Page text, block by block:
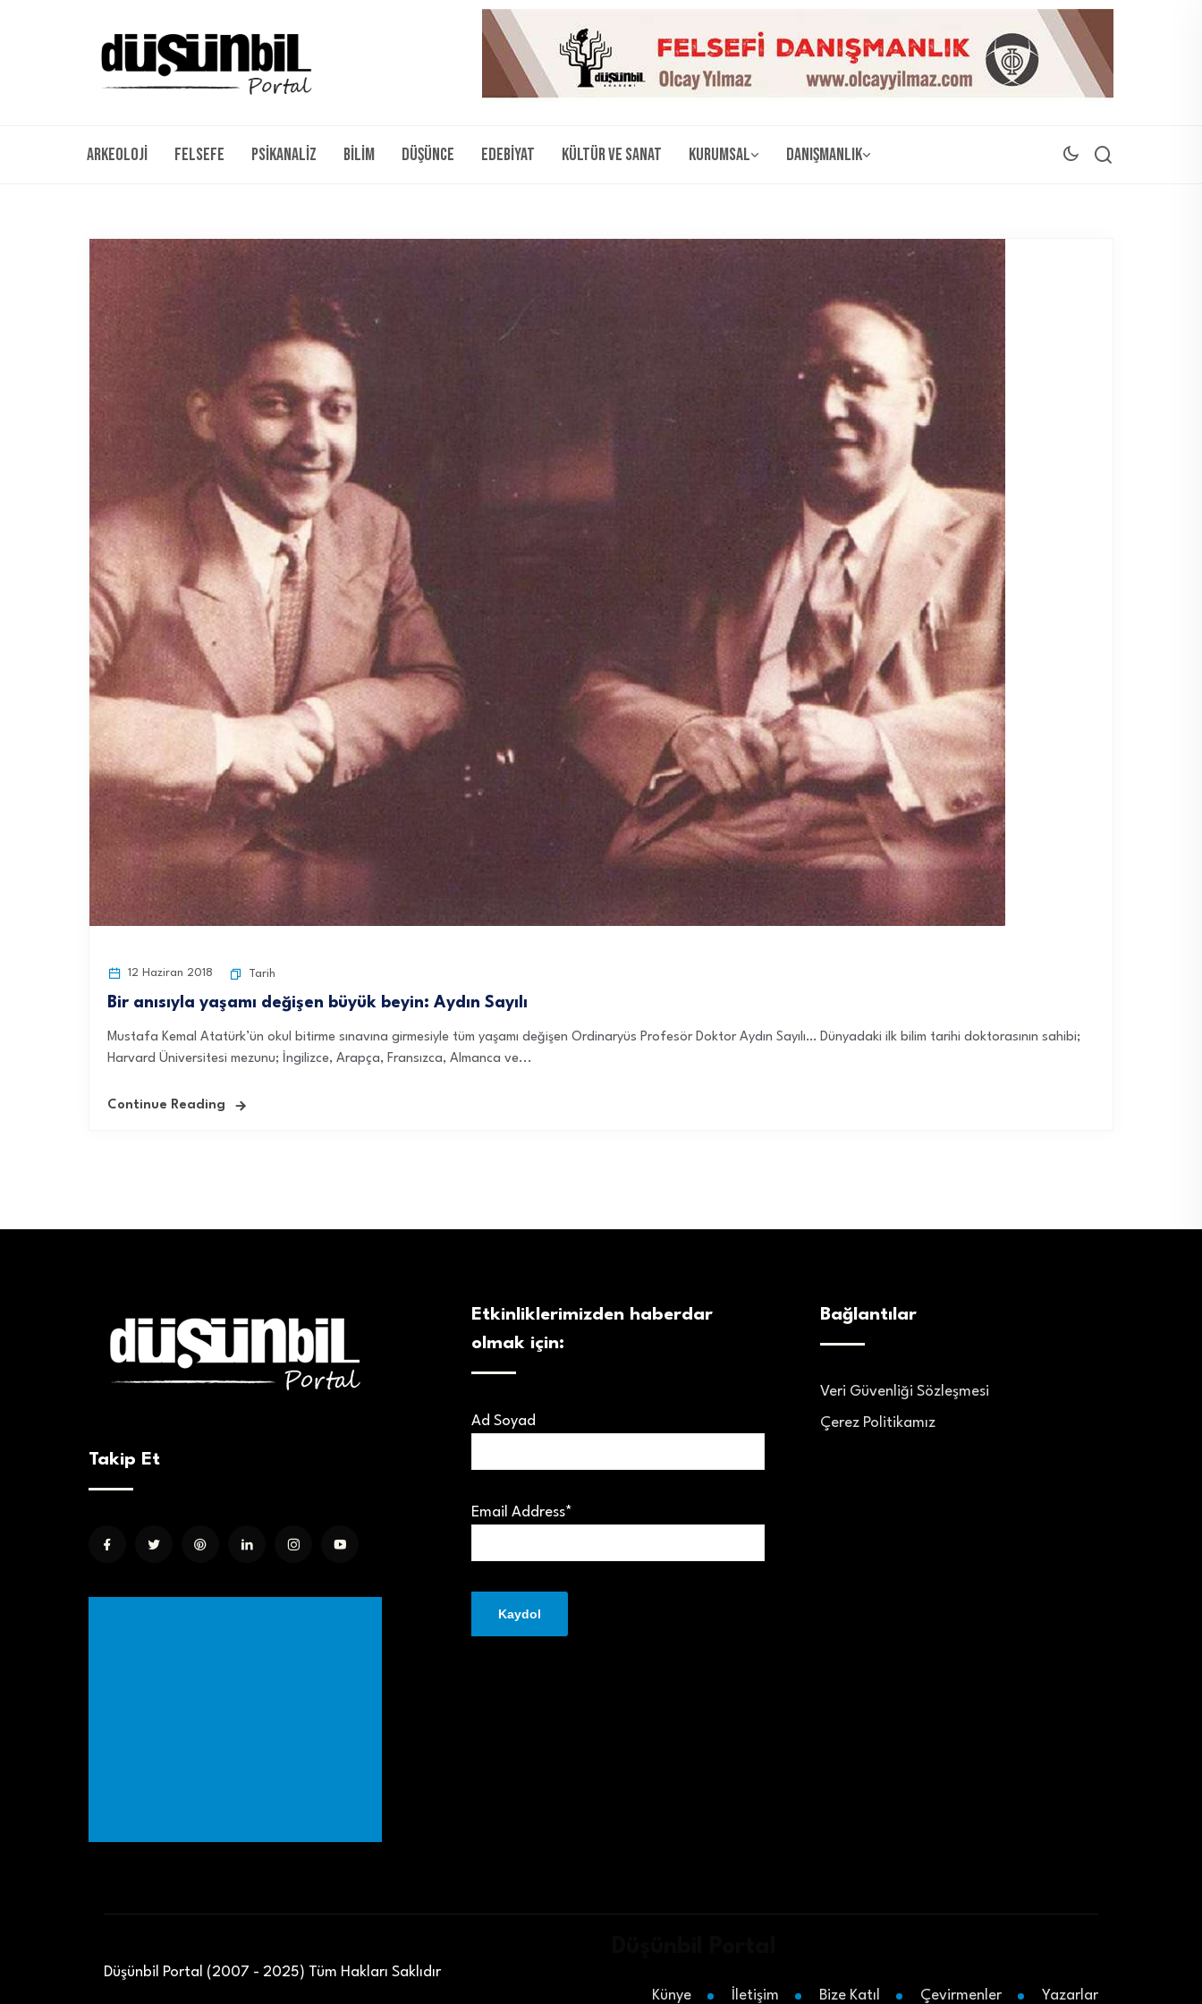
Arkeoloji Felsefe Psikanaliz Bilim Düşünce Edebiyat Kültür ve Sanat Kurumsal Danışmanlık
12 Haziran 2018 Tarih
Bir anısıyla yaşamı değişen büyük beyin: Aydın Sayılı
Mustafa Kemal Atatürk’ün okul bitirme sınavına girmesiyle tüm yaşamı değişen Ordinaryüs Profesör Doktor Aydın Sayılı… Dünyadaki ilk bilim tarihi doktorasının sahibi;
Harvard Üniversitesi mezunu; İngilizce, Arapça, Fransızca, Almanca ve...
Continue Reading
Takip Et
Etkinliklerimizden haberdar
olmak için:
Ad Soyad
Email Address*
Bağlantılar
Veri Güvenliği Sözleşmesi
Çerez Politikamız
Düşünbil Portal (2007 - 2025) Tüm Hakları Saklıdır
Künye İletişim Bize Katıl Çevirmenler Yazarlar